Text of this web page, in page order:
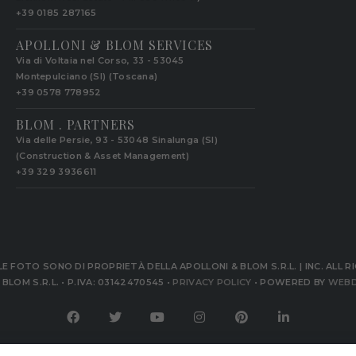
+39 0185 287165
APOLLONI & BLOM SERVICES
Via di Voltaia nel Corso, 33 - 53045
Montepulciano (SI) (Toscana)
+39 0578 778952‬
BLOM . PARTNERS
Via delle Persie, 93 - 53048 Sinalunga (SI)
(Construction & Asset Management)
+39 329 3936611
FOTO SONO DI PROPRIETÀ DELLA APOLLONI & BLOM S.R.L. | INC. ALL
S.R.L. • P.IVA: 03142470545 • PRIVACY POLICY • POWERED BY